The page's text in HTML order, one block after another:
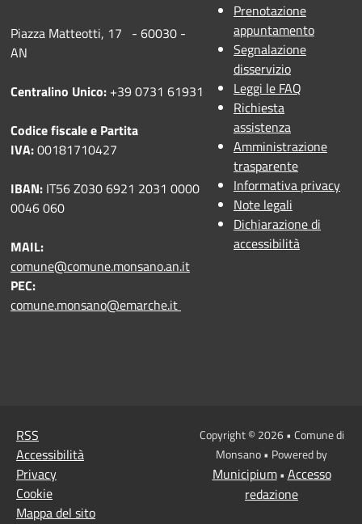
Piazza Matteotti, 17 - 60030 -
AN
Centralino Unico: +39 0731 61931
Codice fiscale e Partita
IVA:00181710427
IBAN: IT56 Z030 6921 2031 0000
0046 060
MAIL:
comune@comune.monsano.an.it
PEC:
comune.monsano@emarche.it
Prenotazione
appuntamento
Segnalazione
disservizio
Leggi le FAQ
Richiesta
assistenza
Amministrazione
trasparente
Informativa privacy
Note legali
Dichiarazione di
accessibilità
RSS
Accessibilità
Privacy
Cookie
Mappa del sito
Copyright © 2026 • Comune di
Monsano • Powered by
Municipium• Accesso
redazione